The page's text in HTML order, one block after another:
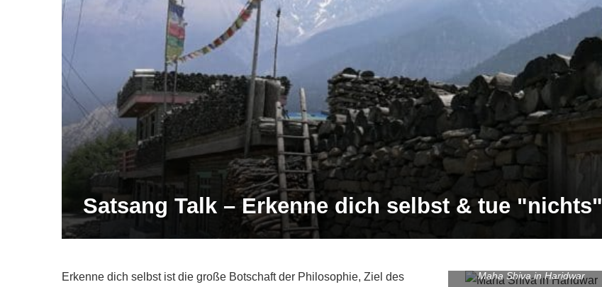
Satsang Talk – Erkenne dich selbst & tue "nichts"
Maha Shiva in Haridwar
Erkenne dich selbst ist die große Botschaft der Philosophie, Ziel des